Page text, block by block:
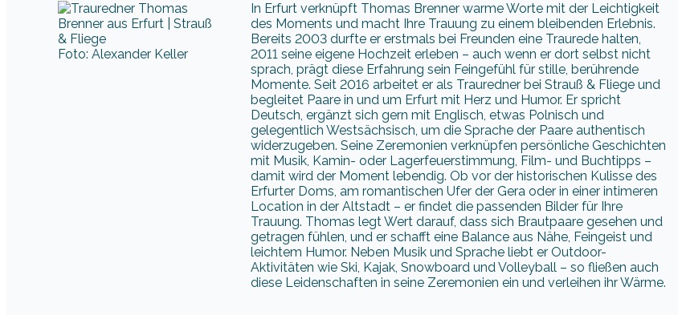
Foto: Alexander Keller
In Erfurt verknüpft Thomas Brenner warme Worte mit der Leichtigkeit
des Moments und macht Ihre Trauung zu einem bleibenden Erlebnis.
Bereits 2003 durfte er erstmals bei Freunden eine Traurede halten,
2011 seine eigene Hochzeit erleben – auch wenn er dort selbst nicht
sprach, prägt diese Erfahrung sein Feingefühl für stille, berührende
Momente. Seit 2016 arbeitet er als Trauredner bei Strauß & Fliege und
begleitet Paare in und um Erfurt mit Herz und Humor. Er spricht
Deutsch, ergänzt sich gern mit Englisch, etwas Polnisch und
gelegentlich Westsächsisch, um die Sprache der Paare authentisch
widerzugeben. Seine Zeremonien verknüpfen persönliche Geschichten
mit Musik, Kamin- oder Lagerfeuerstimmung, Film- und Buchtipps –
damit wird der Moment lebendig. Ob vor der historischen Kulisse des
Erfurter Doms, am romantischen Ufer der Gera oder in einer intimeren
Location in der Altstadt – er findet die passenden Bilder für Ihre
Trauung. Thomas legt Wert darauf, dass sich Brautpaare gesehen und
getragen fühlen, und er schafft eine Balance aus Nähe, Feingeist und
leichtem Humor. Neben Musik und Sprache liebt er Outdoor-
Aktivitäten wie Ski, Kajak, Snowboard und Volleyball – so fließen auch
diese Leidenschaften in seine Zeremonien ein und verleihen ihr Wärme.